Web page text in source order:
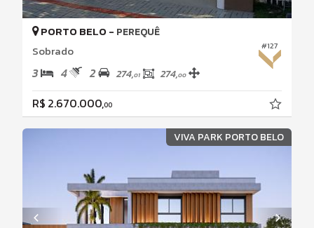
#127
PORTO BELO - PEREQUÊ
Sobrado
3 4 2 274,01 274,00
R$ 2.670.000,00
VIVA PARK PORTO BELO